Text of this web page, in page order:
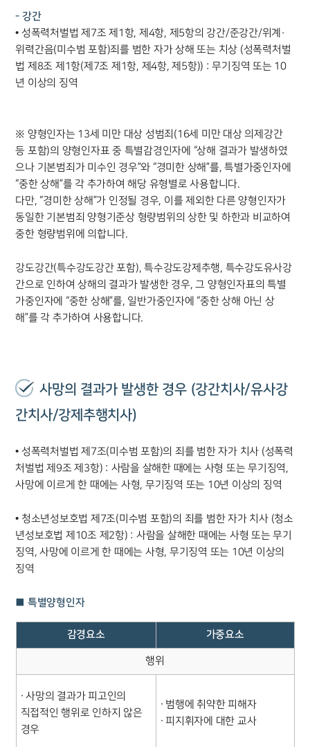
- 강간
• 성폭력처벌법 제7조 제1항, 제4항, 제5항의 강간/준강간/위계·
위력간음(미수범 포함)죄를 범한 자가 상해 또는 치상 (성폭력처벌
법 제8조 제1항(제7조 제1항, 제4항, 제5항)) : 무기징역 또는 10
년 이상의 징역
※ 양형인자는 13세 미만 대상 성범죄(16세 미만 대상 의제강간
등 포함)의 양형인자표 중 특별감경인자에 “상해 결과가 발생하였
으나 기본범죄가 미수인 경우”와 “경미한 상해”를, 특별가중인자에
“중한 상해”를 각 추가하여 해당 유형별로 사용합니다.
다만, “경미한 상해”가 인정될 경우, 이를 제외한 다른 양형인자가
동일한 기본범죄 양형기준상 형량범위의 상한 및 하한과 비교하여
중한 형량범위에 의합니다.
강도강간(특수강도강간 포함), 특수강도강제추행, 특수강도유사강
간으로 인하여 상해의 결과가 발생한 경우, 그 양형인자표의 특별
가중인자에 “중한 상해”를, 일반가중인자에 “중한 상해 아닌 상
해”를 각 추가하여 사용합니다.
사망의 결과가 발생한 경우 (강간치사/유사강
간치사/강제추행치사)
• 성폭력처벌법 제7조(미수범 포함)의 죄를 범한 자가 치사 (성폭력
처벌법 제9조 제3항) : 사람을 살해한 때에는 사형 또는 무기징역,
사망에 이르게 한 때에는 사형, 무기징역 또는 10년 이상의 징역
• 청소년성보호법 제7조(미수범 포함)의 죄를 범한 자가 치사 (청소
년성보호법 제10조 제2항) : 사람을 살해한 때에는 사형 또는 무기
징역, 사망에 이르게 한 때에는 사형, 무기징역 또는 10년 이상의
징역
■ 특별양형인자
감경요소 가중요소
행위
∙ 사망의 결과가 피고인의
직접적인 행위로 인하지 않은
경우
∙ 범행에 취약한 피해자
∙ 피지휘자에 대한 교사